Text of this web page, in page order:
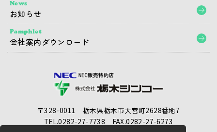
News
お知らせ
Pamphlet
会社案内ダウンロード
〒328-0011 栃木県栃木市大宮町2628番地7
TEL.0282-27-7738 FAX.0282-27-6273